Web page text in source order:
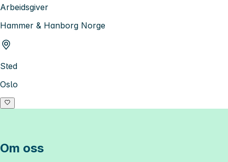
Arbeidsgiver
Hammer & Hanborg Norge
Sted
Oslo
Om oss